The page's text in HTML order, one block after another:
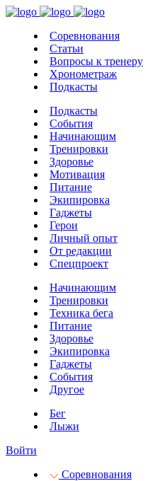
Соревнования
Статьи
Вопросы к тренеру
Хронометраж
Подкасты
Подкасты
События
Начинающим
Тренировки
Здоровье
Мотивация
Питание
Экипировка
Гаджеты
Герои
Личный опыт
От редакции
Спецпроект
Начинающим
Тренировки
Техника бега
Питание
Здоровье
Экипировка
Гаджеты
События
Другое
Бег
Лыжи
Войти
Соревнования